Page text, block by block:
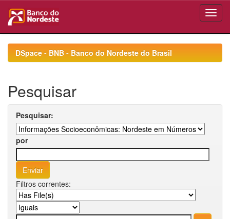
navigationDSpace - BNB - Banco do Nordeste do Brasil
Pesquisar
Pesquisar:
por
Filtros correntes: